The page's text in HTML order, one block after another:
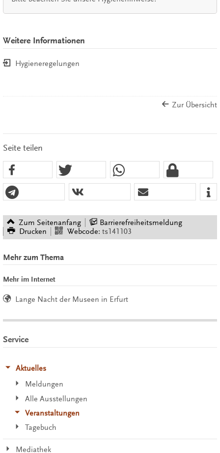
Weitere Informationen
Hygieneregelungen
Zur Übersicht
Seite teilen
Zum Seitenanfang
Barrierefreiheitsmeldung
Drucken
Webcode: ts141103
Mehr zum Thema
Mehr im Internet
Lange Nacht der Museen in Erfurt
Service
Aktuelles
Meldungen
Alle Ausstellungen
Veranstaltungen
Tagebuch
Mediathek